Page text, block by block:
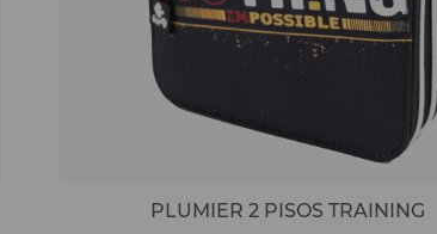
PLUMIER 2 PISOS TRAINING